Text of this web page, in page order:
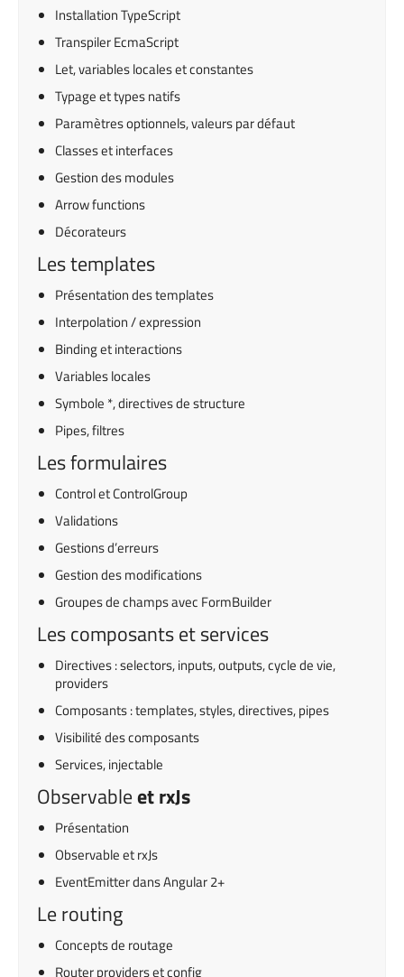
Installation TypeScript
Transpiler EcmaScript
Let, variables locales et constantes
Typage et types natifs
Paramètres optionnels, valeurs par défaut
Classes et interfaces
Gestion des modules
Arrow functions
Décorateurs
Les templates
Présentation des templates
Interpolation / expression
Binding et interactions
Variables locales
Symbole *, directives de structure
Pipes, filtres
Les formulaires
Control et ControlGroup
Validations
Gestions d’erreurs
Gestion des modifications
Groupes de champs avec FormBuilder
Les composants et services
Directives : selectors, inputs, outputs, cycle de vie,
providers
Composants : templates, styles, directives, pipes
Visibilité des composants
Services, injectable
Observableet rxJs
Présentation
Observable et rxJs
EventEmitter dans Angular 2+
Le routing
Concepts de routage
Router providers et config